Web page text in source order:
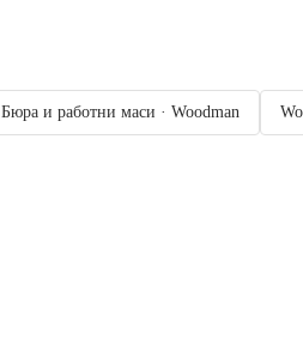
Бюра и работни маси · Woodman